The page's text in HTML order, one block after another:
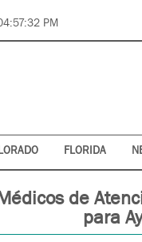
PM
FLORIDA
de
para